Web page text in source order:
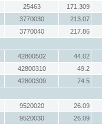
25463
171.309
3770030
213.07
3770040
217.86
42800502
44.02
42800310
49.2
42800309
74.5
9520020
26.09
9520030
26.09